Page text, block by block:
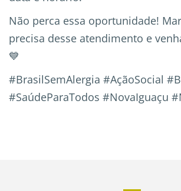
Não perca essa oportunidade!
precisa desse atendimento e
💙
#BrasilSemAlergia #AçãoSocial
#SaúdeParaTodos #NovaIguaçu